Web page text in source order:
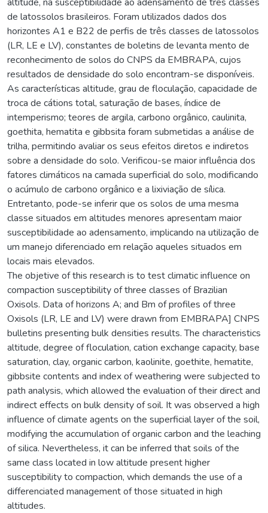
de latossolos brasileiros. Foram utilizados dados dos
horizontes A1 e B22 de perfis de três classes de latossolos
(LR, LE e LV), constantes de boletins de levanta mento de
reconhecimento de solos do CNPS da EMBRAPA, cujos
resultados de densidade do solo encontram-se disponíveis.
As características altitude, grau de floculação, capacidade de
troca de cátions total, saturação de bases, índice de
intemperismo; teores de argila, carbono orgânico, caulinita,
goethita, hematita e gibbsita foram submetidas a análise de
trilha, permitindo avaliar os seus efeitos diretos e indiretos
sobre a densidade do solo. Verificou-se maior influência dos
fatores climáticos na camada superficial do solo, modificando
o acúmulo de carbono orgânico e a lixiviação de sílica.
Entretanto, pode-se inferir que os solos de uma mesma
classe situados em altitudes menores apresentam maior
susceptibilidade ao adensamento, implicando na utilização de
um manejo diferenciado em relação aqueles situados em
locais mais elevados.
The objetive of this research is to test climatic influence on
compaction susceptibility of three classes of Brazilian
Oxisols. Data of horizons A; and Bm of profiles of three
Oxisols (LR, LE and LV) were drawn from EMBRAPA] CNPS
bulletins presenting bulk densities results. The characteristics
altitude, degree of floculation, cation exchange capacity, base
saturation, clay, organic carbon, kaolinite, goethite, hematite,
gibbsite contents and index of weathering were subjected to
path analysis, which allowed the evaluation of their direct and
indirect effects on bulk density of soil. It was observed a high
influence of climate agents on the superficial layer of the soil,
modifying the accumulation of organic carbon and the leaching
of silica. Nevertheless, it can be inferred that soils of the
same class located in low altitude present higher
susceptibility to compaction, which demands the use of a
differenciated management of those situated in high
altitudes.